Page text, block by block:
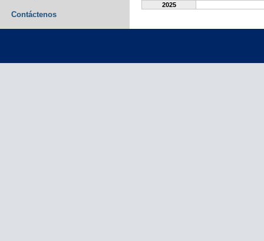
Contáctenos
2025